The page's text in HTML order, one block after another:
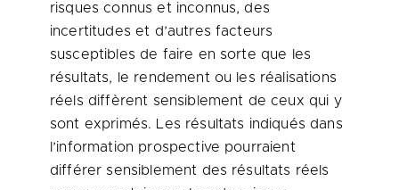
risques connus et inconnus, des
incertitudes et d’autres facteurs
susceptibles de faire en sorte que les
résultats, le rendement ou les réalisations
réels diffèrent sensiblement de ceux qui y
sont exprimés. Les résultats indiqués dans
l’information prospective pourraient
différer sensiblement des résultats réels